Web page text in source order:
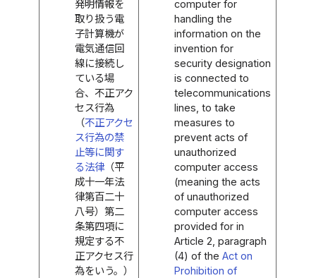
発明情報を
取り扱う電
子計算機が
電気通信回
線に接続し
ている場
合、不正アク
セス行為
（不正アクセ
ス行為の禁
止等に関す
る法律（平
成十一年法
律第百二十
八号）第二
条第四項に
規定する不
正アクセス行
為をいう。）
computer for
handling the
information on the
invention for
security designation
is connected to
telecommunications
lines, to take
measures to
prevent acts of
unauthorized
computer access
(meaning the acts
of unauthorized
computer access
provided for in
Article 2, paragraph
(4) of theAct on
Prohibition of